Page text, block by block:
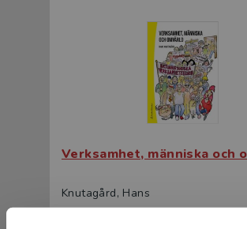
Verksamhet, människa och
Knutagård, Hans